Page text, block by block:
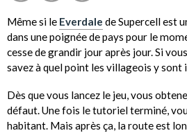
Même si le Everdale de Supercell est
dans une poignée de pays pour le
cesse de grandir jour après jour. Si
savez à quel point les villageois y
Dès que vous lancez le jeu, vous
défaut. Une fois le tutoriel terminé,
habitant. Mais après ça, la route est